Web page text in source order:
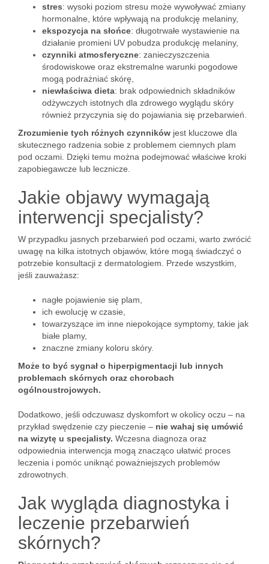
stres: wysoki poziom stresu może wywoływać zmiany
hormonalne, które wpływają na produkcję melaniny,
ekspozycja na słońce: długotrwałe wystawienie na
działanie promieni UV pobudza produkcję melaniny,
czynniki atmosferyczne: zanieczyszczenia
środowiskowe oraz ekstremalne warunki pogodowe
mogą podrażniać skórę,
niewłaściwa dieta: brak odpowiednich składników
odżywczych istotnych dla zdrowego wyglądu skóry
również przyczynia się do pojawiania się przebarwień.
Zrozumienie tych różnych czynników jest kluczowe dla
skutecznego radzenia sobie z problemem ciemnych plam
pod oczami. Dzięki temu można podejmować właściwe kroki
zapobiegawcze lub lecznicze.
Jakie objawy wymagają
interwencji specjalisty?
W przypadku jasnych przebarwień pod oczami, warto zwrócić
uwagę na kilka istotnych objawów, które mogą świadczyć o
potrzebie konsultacji z dermatologiem. Przede wszystkim,
jeśli zauważasz:
nagłe pojawienie się plam,
ich ewolucję w czasie,
towarzyszące im inne niepokojące symptomy, takie jak
białe plamy,
znaczne zmiany koloru skóry.
Może to być sygnał o hiperpigmentacji lub innych
problemach skórnych oraz chorobach
ogólnoustrojowych.
Dodatkowo, jeśli odczuwasz dyskomfort w okolicy oczu – na
przykład swędzenie czy pieczenie – nie wahaj się umówić
na wizytę u specjalisty. Wczesna diagnoza oraz
odpowiednia interwencja mogą znacząco ułatwić proces
leczenia i pomóc uniknąć poważniejszych problemów
zdrowotnych.
Jak wygląda diagnostyka i
leczenie przebarwień
skórnych?